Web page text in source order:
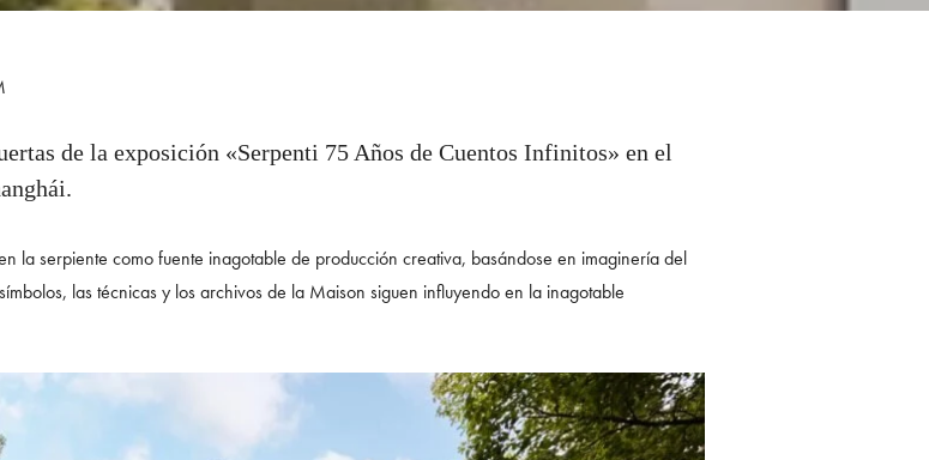
de la exposición «Serpenti 75 Años de Cuentos Infinitos» en el
la serpiente como fuente inagotable de producción creativa, basándose en imaginería del
las técnicas y los archivos de la Maison siguen influyendo en la inagotable